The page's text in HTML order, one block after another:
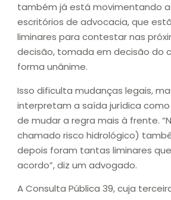
também já está movimentando
escritórios de advocacia, que
liminares para contestar nas
decisão, tomada em decisão do
forma unânime.
Isso dificulta mudanças legais,
interpretam a saída jurídica
de mudar a regra mais à frente.
chamado risco hidrológico)
depois foram tantas liminares
acordo”, diz um advogado.
A Consulta Pública 39, cuja